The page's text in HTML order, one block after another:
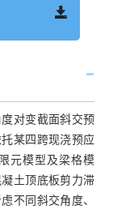
对变截面斜交预
某四跨现浇预应
元模型及梁格模
土顶底板剪力滞
不同斜交角度、